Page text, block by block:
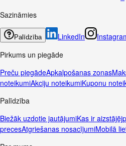
Sazināmies
Palīdzība LinkedIn
Pirkums un piegāde
Preču piegādeApkalpošanas zonas
noteikumiAkciju noteikumiKuponu
Palīdzība
Biežāk uzdotie jautājumiKas ir
precesAtgriešanas nosacījumiMobilā